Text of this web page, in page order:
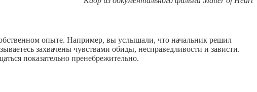
опыте. Например, вы услышали, что начальник решил
захвачены чувствами обиды, несправедливости и зависти.
показательно пренебрежительно.